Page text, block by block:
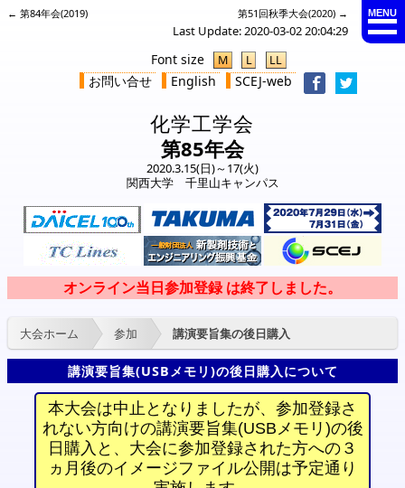
← 第84年会(2019) 第51回秋季大会(2020) →
Last Update: 2020-03-02 20:04:29
Font size M L LL
お問い合せ English SCEJ-web
化学工学会
第85年会
2020.3.15(日)～17(火)
関西大学 千里山キャンパス
MENU
大会ホーム 参加 講演要旨集の後日購入
講演要旨集(USBメモリ)の後日購入について
本大会は中止となりましたが、参加登録さ
れない方向けの講演要旨集(USBメモリ)の後
日購入と、大会に参加登録された方への３
ヵ月後のイメージファイル公開は予定通り